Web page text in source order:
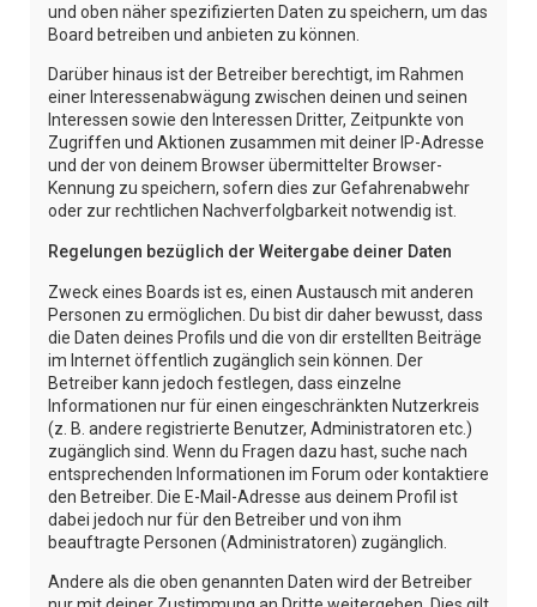
und oben näher spezifizierten Daten zu speichern, um das
Board betreiben und anbieten zu können.
Darüber hinaus ist der Betreiber berechtigt, im Rahmen
einer Interessenabwägung zwischen deinen und seinen
Interessen sowie den Interessen Dritter, Zeitpunkte von
Zugriffen und Aktionen zusammen mit deiner IP-Adresse
und der von deinem Browser übermittelter Browser-
Kennung zu speichern, sofern dies zur Gefahrenabwehr
oder zur rechtlichen Nachverfolgbarkeit notwendig ist.
Regelungen bezüglich der Weitergabe deiner Daten
Zweck eines Boards ist es, einen Austausch mit anderen
Personen zu ermöglichen. Du bist dir daher bewusst, dass
die Daten deines Profils und die von dir erstellten Beiträge
im Internet öffentlich zugänglich sein können. Der
Betreiber kann jedoch festlegen, dass einzelne
Informationen nur für einen eingeschränkten Nutzerkreis
(z. B. andere registrierte Benutzer, Administratoren etc.)
zugänglich sind. Wenn du Fragen dazu hast, suche nach
entsprechenden Informationen im Forum oder kontaktiere
den Betreiber. Die E-Mail-Adresse aus deinem Profil ist
dabei jedoch nur für den Betreiber und von ihm
beauftragte Personen (Administratoren) zugänglich.
Andere als die oben genannten Daten wird der Betreiber